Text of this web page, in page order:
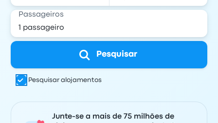
Passageiros
Pesquisar
Pesquisar alojamentos
Junte-se a mais de 75 milhões de